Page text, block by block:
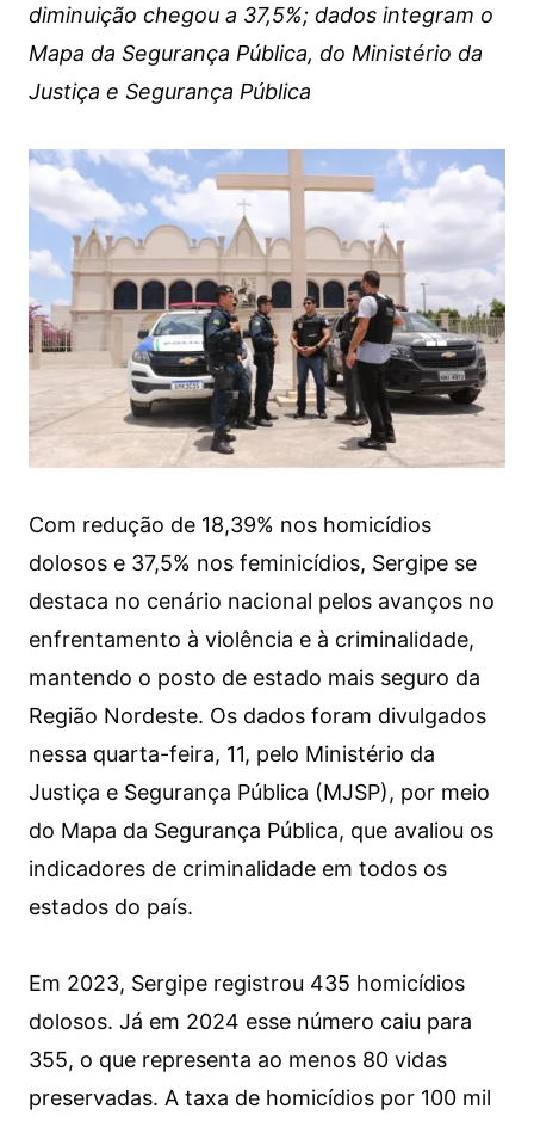
diminuição chegou a 37,5%; dados integram o
Mapa da Segurança Pública, do Ministério da
Justiça e Segurança Pública
Com redução de 18,39% nos homicídios
dolosos e 37,5% nos feminicídios, Sergipe se
destaca no cenário nacional pelos avanços no
enfrentamento à violência e à criminalidade,
mantendo o posto de estado mais seguro da
Região Nordeste. Os dados foram divulgados
nessa quarta-feira, 11, pelo Ministério da
Justiça e Segurança Pública (MJSP), por meio
do Mapa da Segurança Pública, que avaliou os
indicadores de criminalidade em todos os
estados do país.
Em 2023, Sergipe registrou 435 homicídios
dolosos. Já em 2024 esse número caiu para
355, o que representa ao menos 80 vidas
preservadas. A taxa de homicídios por 100 mil